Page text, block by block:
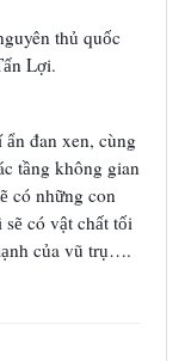
thủ quốc
ấn Lợi.
ẩn đan xen, cùng
tầng không gian
ẽ có những con
sẽ có vật chất tối
ạnh của vũ trụ….